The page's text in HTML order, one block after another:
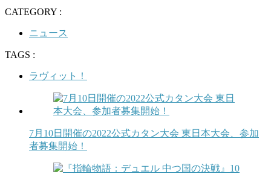
CATEGORY :
ニュース
TAGS :
ラヴィット！
7月10日開催の2022公式カタン大会 東日本大会、参加
者募集開始！